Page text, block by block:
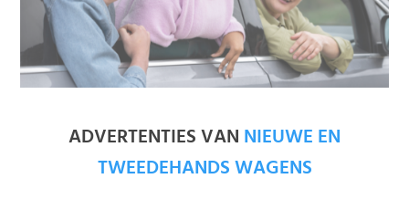
ADVERTENTIES VAN NIEUWE EN
TWEEDEHANDS WAGENS